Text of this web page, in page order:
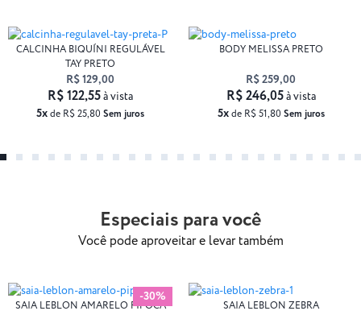
CALCINHA BIQUÍNI REGULÁVEL
TAY PRETO
R$ 129,00
5xde R$ 25,80 Sem juros
R$ 122,55à vista
BODY MELISSA PRETO
R$ 259,00
5xde R$ 51,80 Sem juros
R$ 246,05à vista
Especiais para você
Você pode aproveitar e levar também
-30%
SAIA LEBLON AMARELO PIPOCA SAIA LEBLON ZEBRA